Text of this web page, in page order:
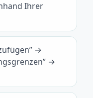
Ihrer
→
→